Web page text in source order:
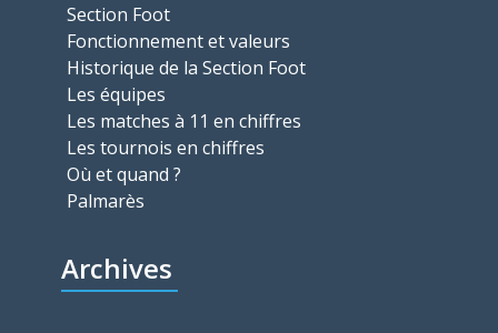
Section Foot
Fonctionnement et valeurs
Historique de la Section Foot
Les équipes
Les matches à 11 en chiffres
Les tournois en chiffres
Où et quand ?
Palmarès
Archives